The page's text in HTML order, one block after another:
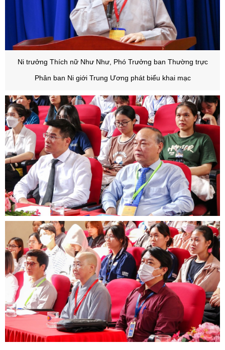
Ni trưởng Thích nữ Như Như, Phó Trưởng ban Thường trực
Phân ban Ni giới Trung Ương phát biểu khai mạc